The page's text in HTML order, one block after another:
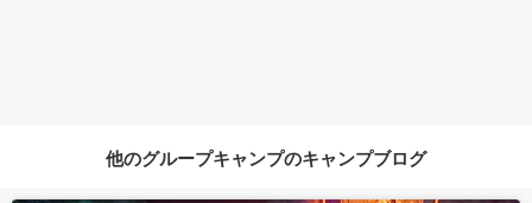
他のグループキャンプのキャンプブログ